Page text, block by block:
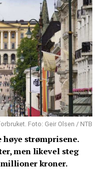
Foto: Geir Olsen / NTB
strømprisene.
men likevel steg
kroner.